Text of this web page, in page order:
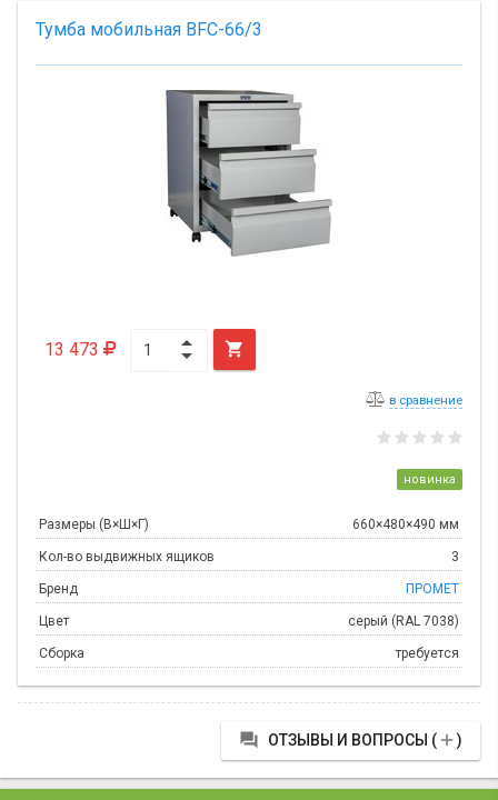
Тумба мобильная BFC-66/3
13 473 
в сравнение
новинка
Размеры (В×Ш×Г) 660×480×490 мм
Кол-во выдвижных ящиков 3
Бренд ПРОМЕТ
Цвет серый (RAL 7038)
Сборка требуется
 ОТЗЫВЫ И ВОПРОСЫ ()